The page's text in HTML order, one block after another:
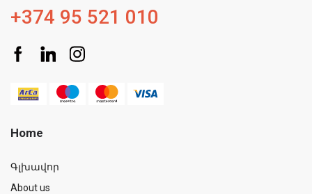
+374 95 521 010
Home
Գլխավոր
About us